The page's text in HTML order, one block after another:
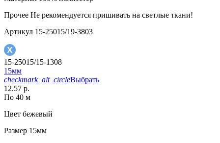
Прочее Не рекомендуется пришивать на светлые ткани!
Артикул 15-25015/19-3803
15-25015/15-1308
15мм
checkmark_alt_circleВыбрать
12.57 р.
По 40 м
Цвет бежевый
Размер 15мм